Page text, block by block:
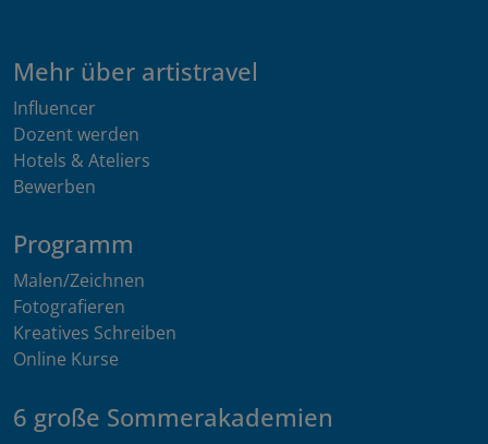
Mehr über artistravel
Influencer
Dozent werden
Hotels & Ateliers
Bewerben
Programm
Malen/Zeichnen
Fotografieren
Kreatives Schreiben
Online Kurse
6 große Sommerakademien